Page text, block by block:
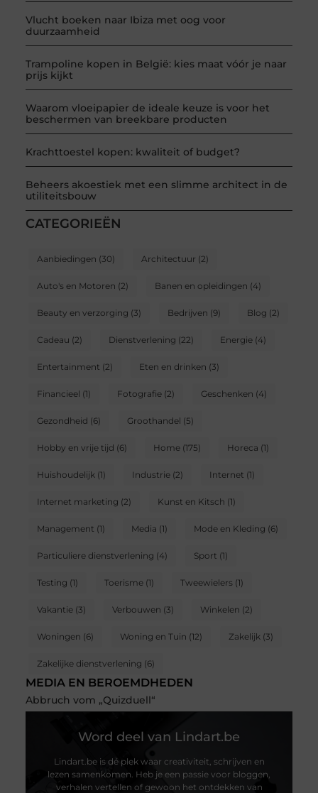
Vlucht boeken naar Ibiza met oog voor
duurzaamheid
Trampoline kopen in België: kies maat vóór je naar
prijs kijkt
Waarom vloeipapier de ideale keuze is voor het
beschermen van breekbare producten
Krachttoestel kopen: kwaliteit of budget?
Beheers akoestiek met een slimme architect in de
utiliteitsbouw
CATEGORIEËN
Aanbiedingen (30) Architectuur (2)
Auto's en Motoren (2) Banen en opleidingen (4)
Beauty en verzorging (3) Bedrijven (9) Blog (2)
Cadeau (2) Dienstverlening (22) Energie(4)
Entertainment (2) Eten en drinken (3)
Financieel (1) Fotografie(2) Geschenken (4)
Gezondheid (6) Groothandel (5)
Hobby en vrije tijd (6) Home(175) Horeca (1)
Huishoudelijk (1) Industrie(2) Internet (1)
Internet marketing (2) Kunst en Kitsch (1)
Management (1) Media (1) Mode en Kleding (6)
Particuliere dienstverlening (4) Sport (1)
Testing (1) Toerisme(1) Tweewielers(1)
Vakantie(3) Verbouwen (3) Winkelen (2)
Woningen (6) Woning en Tuin (12) Zakelijk (3)
Zakelijke dienstverlening (6)
MEDIA EN BEROEMDHEDEN
Abbruch vom „Quizduell“
Word deel van Lindart.be
Lindart.be is dé plek waar creativiteit, schrijven en
lezen samenkomen. Heb je een passie voor bloggen,
verhalen vertellen of gewoon het ontdekken van